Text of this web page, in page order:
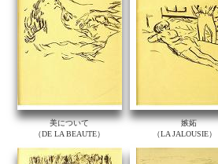
美について
（DE LA BEAUTE）
嫉妬
（LA JALOUSIE